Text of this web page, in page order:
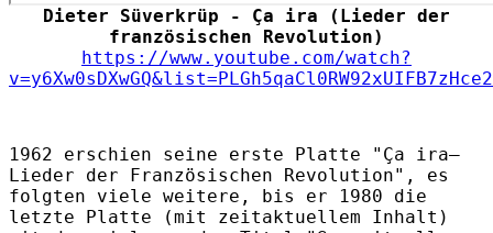
Dieter Süverkrüp - Ça ira (Lieder der
französischen Revolution)
https://www.youtube.com/watch?
1962 erschien seine erste Platte "Ça ira–
Lieder der Französischen Revolution", es
folgten viele weitere, bis er 1980 die
letzte Platte (mit zeitaktuellem Inhalt)